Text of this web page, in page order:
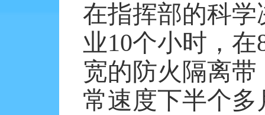
在指挥部的科
业10个小时，在
宽的防火隔离
常速度下半个